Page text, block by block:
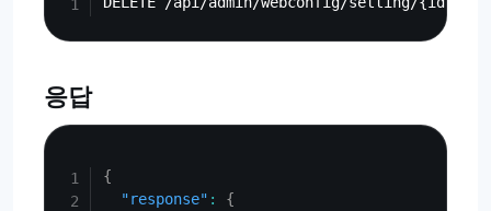
응답
{
"response" :
{